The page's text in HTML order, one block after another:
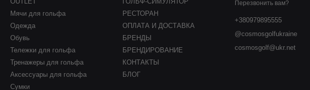
Мячи для гольфа
Одежда
Обувь
Тележки для гольфа
Тренажеры для гольфа
Аксессуары для гольфа
Сумки
РЕСТОРАН
ОПЛАТА И ДОСТАВКА
БРЕНДЫ
БРЕНДИРОВАНИЕ
КОНТАКТЫ
БЛОГ
Перезвонить вам?
+380979895555
@cosmosgolfukraine
cosmosgolf@ukr.net